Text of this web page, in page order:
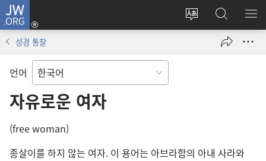
JW.ORG
사이트
변경
로그인
(새로운
열기)
JW.ORG
검색
메
성경 통찰
언어
자유로운 여자
(free woman)
종살이를 하지 않는 여자. 이 용어는 아브라함의 아내 사라와